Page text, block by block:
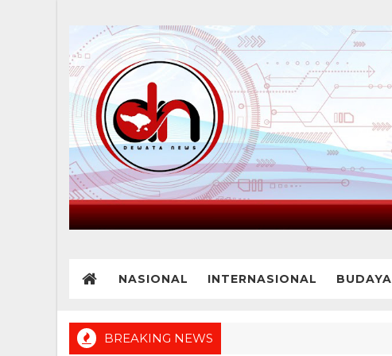
NASIONAL INTERNASIONAL BUDAYA
BREAKING NEWS